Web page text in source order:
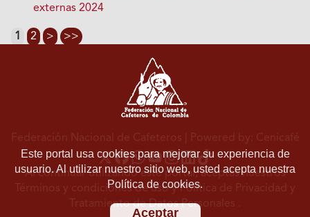
externas 2024
1 2 > >>
Este portal usa cookies para mejorar su experiencia de
usuario. Al utilizar nuestro sitio web, usted acepta nuestra
Política de cookies.
Aceptar
Federación Nacional de Cafeteros | Powered by: Cenicafé
Al continuar utilizando este portal, aceptas nuestros
Términos y condiciones de usoyPolítica de Privacidad y
Tratamiento de Datos Personales